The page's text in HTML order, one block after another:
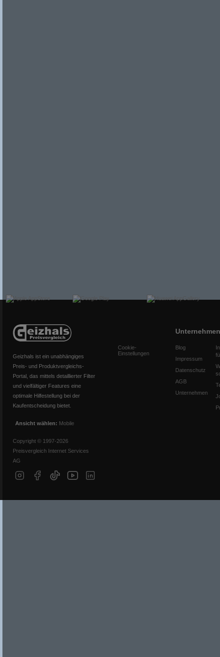
Geizhals ist ein unabhängiges
Preis- und Produktvergleichs-
Portal, das mittels detaillierter Filter
und vielfältiger Features eine
optimale Hilfestellung bei der
Kaufentscheidung bietet.
Ansicht wählen: Mobile
Copyright © 1997-2026
Preisvergleich Internet Services
AG
Cookie-
Einstellungen
Unternehmen
Blog
Impressum
Datenschutz
AGB
Unternehmen